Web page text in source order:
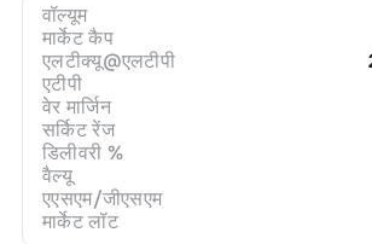
वॉल्यूम
मार्केट कैप
एलटीक्यू@एलटीपी
एटीपी
वेर मार्जिन
सर्किट रेंज
डिलीवरी %
वैल्यू
एएसएम/जीएसएम
मार्केट लॉट